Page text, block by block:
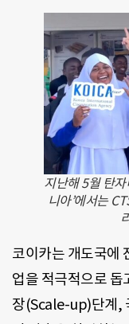
지난해 5월 탄
니아’에서는
코이카는 개도국에
업을 적극적으로 돕
장(Scale-up)단계,